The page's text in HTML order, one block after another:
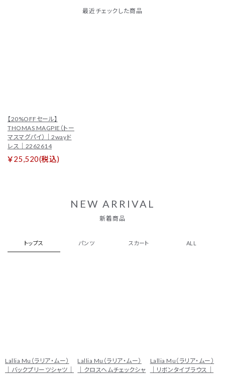
【20%OFFセール】
THOMAS MAGPIE（トー
マスマグパイ）｜2wayド
レス｜2262614
￥25,520(税込)
NEW ARRIVAL
新着商品
トップス パンツ スカート ALL
Lallia Mu（ラリア・ムー）
｜バックプリーツシャツ｜
Lallia Mu（ラリア・ムー）
｜クロスヘムチェックシャ
Lallia Mu（ラリア・ムー）
｜リボンタイブラウス｜